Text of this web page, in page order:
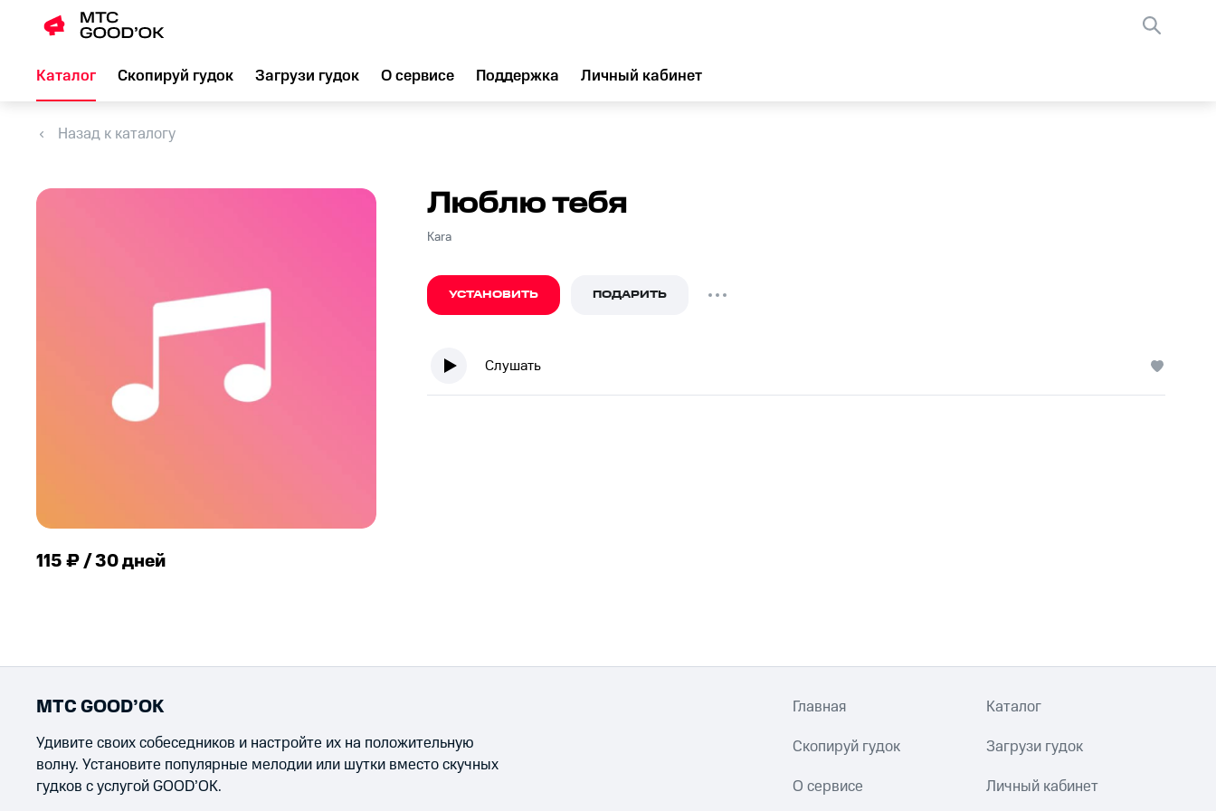
Каталог Скопируй гудок Загрузи гудок О сервисе Поддержка Личный кабинет
Назад к каталогу
115 ₽ / 30 дней
Люблю тебя
Kara
УСТАНОВИТЬ ПОДАРИТЬ
Слушать
МТС GOOD’OK
Удивите своих собеседников и настройте их на положительную
волну. Установите популярные мелодии или шутки вместо скучных
гудков с услугой GOOD’OK.
Главная Каталог
Скопируй гудок Загрузи гудок
О сервисе Личный кабинет